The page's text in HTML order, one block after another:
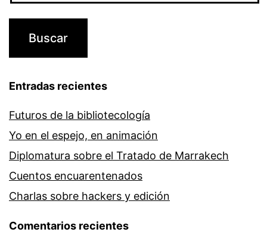
Entradas recientes
Futuros de la bibliotecología
Yo en el espejo, en animación
Diplomatura sobre el Tratado de Marrakech
Cuentos encuarentenados
Charlas sobre hackers y edición
Comentarios recientes